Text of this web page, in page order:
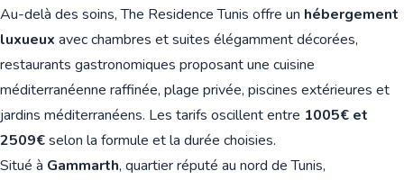
Au-delà des soins, The Residence Tunis offre un hébergement
luxueux avec chambres et suites élégamment décorées,
restaurants gastronomiques proposant une cuisine
méditerranéenne raffinée, plage privée, piscines extérieures et
jardins méditerranéens. Les tarifs oscillent entre 1005€ et
2509€selon la formule et la durée choisies.
Situé à Gammarth, quartier réputé au nord de Tunis,